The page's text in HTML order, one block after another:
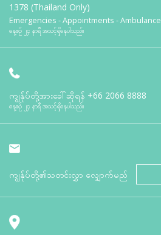
1378 (Thailand Only)
Emergencies - Appointments - Ambulance
နေ့စဉ် ၂၄ နာရီ အသင့်ရှိနေပါသည်။
ကျွန်ုပ်တို့အားခေါ်ဆိုရန် +66 2066 8888
နေ့စဉ် ၂၄ နာရီ အသင့်ရှိနေပါသည်။
ကျွန်ုပ်တို့၏သတင်းလွှာ လျှောက်မည်